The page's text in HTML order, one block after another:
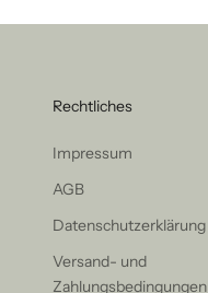
Rechtliches
Impressum
AGB
Datenschutzerklärung
Versand- und
Zahlungsbedingungen